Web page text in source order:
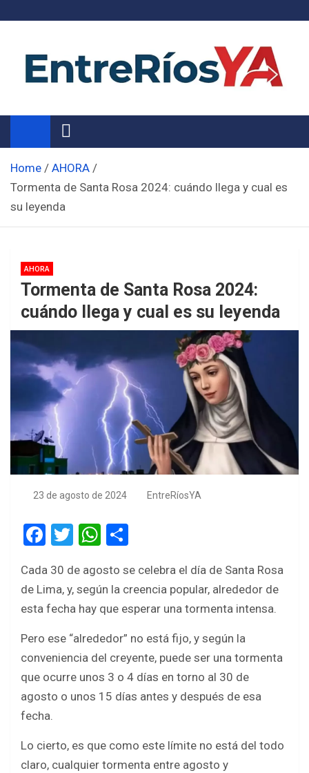
Noticias de Entre Ríos
Información de toda la provincia ahora
Home
AHORA
Tormenta de Santa Rosa 2024: cuándo llega y cual es
su leyenda
AHORA
Tormenta de Santa Rosa 2024:
cuándo llega y cual es su leyenda
23 de agosto de 2024 EntreRíosYA
F
ce
b
o
k
T
tt
er
W
at
s
A
p
p
ar
e
Cada 30 de agosto se celebra el día de Santa Rosa
de Lima, y, según la creencia popular, alrededor de
esta fecha hay que esperar una tormenta intensa.
Pero ese “alrededor” no está fijo, y según la
conveniencia del creyente, puede ser una tormenta
que ocurre unos 3 o 4 días en torno al 30 de
agosto o unos 15 días antes y después de esa
fecha.
Lo cierto, es que como este límite no está del todo
claro, cualquier tormenta entre agosto y